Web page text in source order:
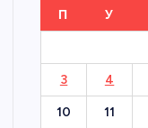
П У
3 4
10 11